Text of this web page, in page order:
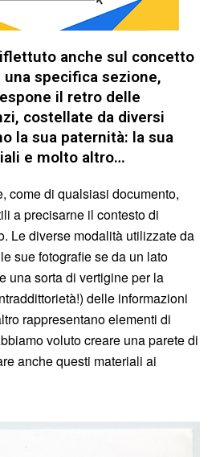
anche sul concetto
una specifica sezione,
il retro delle
costellate da diversi
la sua paternità: la sua
e molto altro…
come di qualsiasi documento,
a precisarne il contesto di
Le diverse modalità utilizzate da
sue fotografie se da un lato
una sorta di vertigine per la
delle informazioni
rappresentano elementi di
voluto creare una parete di
anche questi materiali ai